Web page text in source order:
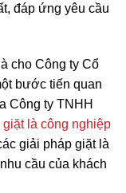
đáp ứng yêu cầu
cho Công ty Cổ
bước tiến quan
Công ty TNHH
giặt là công nghiệp
giải pháp giặt là
cầu của khách